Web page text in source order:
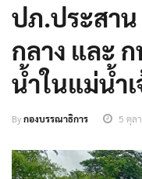
ปภ.ประสาน
กลาง และ
น้ำในแม่น้ำ
Byกองบรรณาธิการ 5 ตุล